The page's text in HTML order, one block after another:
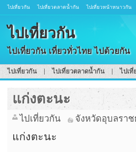
ไปเที่ยวกัน ไปเที่ยวตลาดน้ำกัน ไปเที่ยวหน้าหนาวกัน
ไปเที่ยวกัน
ไปเที่ยวกัน เที่ยวทั่วไทย ไปด้วยกัน
ไปเที่ยวกัน ไปเที่ยวตลาดน้ำกัน ไปเ
แก่งตะนะ
ไปเที่ยวกัน จังหวัดอุบลรา
แก่งตะนะ